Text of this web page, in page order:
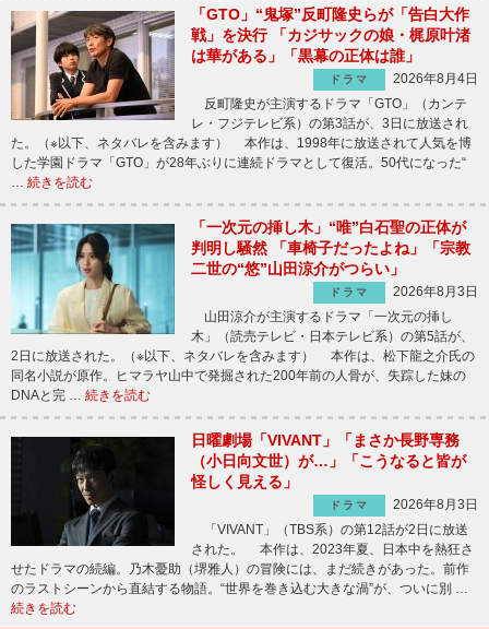
「GTO」“鬼塚”反町隆史らが「告白大作
戦」を決行 「カジサックの娘・梶原叶渚
は華がある」「黒幕の正体は誰」
ドラマ
2026年8月4日
反町隆史が主演するドラマ「GTO」（カンテ
レ・フジテレビ系）の第3話が、3日に放送され
た。（※以下、ネタバレを含みます） 本作は、1998年に放送されて人気を博
した学園ドラマ「GTO」が28年ぶりに連続ドラマとして復活。50代になった“
… 続きを読む
「一次元の挿し木」“唯”白石聖の正体が
判明し騒然 「車椅子だったよね」「宗教
二世の“悠”山田涼介がつらい」
ドラマ
2026年8月3日
山田涼介が主演するドラマ「一次元の挿し
木」（読売テレビ・日本テレビ系）の第5話が、
2日に放送された。（※以下、ネタバレを含みます） 本作は、松下龍之介氏の
同名小説が原作。ヒマラヤ山中で発掘された200年前の人骨が、失踪した妹の
DNAと完 … 続きを読む
日曜劇場「VIVANT」「まさか長野専務
（小日向文世）が…」「こうなると皆が
怪しく見える」
ドラマ
2026年8月3日
「VIVANT」（TBS系）の第12話が2日に放送
された。 本作は、2023年夏、日本中を熱狂さ
せたドラマの続編。乃木憂助（堺雅人）の冒険には、まだ続きがあった。前作
のラストシーンから直結する物語。“世界を巻き込む大きな渦”が、ついに別 …
続きを読む